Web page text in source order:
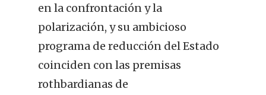
en la confrontación y la
polarización, y su ambicioso
programa de reducción del Estado
coinciden con las premisas
rothbardianas de